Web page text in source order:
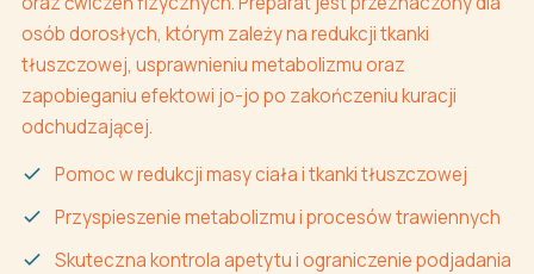
osób dorosłych, którym zależy na redukcji tkanki
tłuszczowej, usprawnieniu metabolizmu oraz
zapobieganiu efektowi jo-jo po zakończeniu kuracji
odchudzającej.
Pomoc w redukcji masy ciała i tkanki tłuszczowej
Przyspieszenie metabolizmu i procesów trawiennych
Skuteczna kontrola apetytu i ograniczenie podjadania